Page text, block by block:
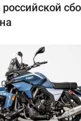
российской